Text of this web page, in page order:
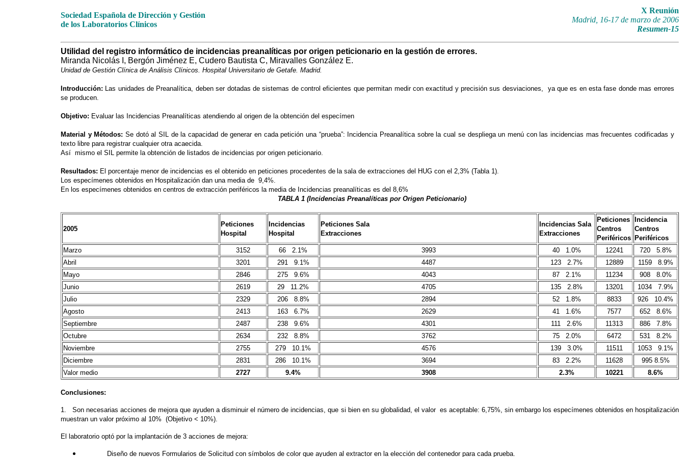
Sociedad Española de Dirección y Gestión
de los Laboratorios Clínicos
X Reunión
Madrid, 16-17 de marzo de 2006
Resumen-15
Utilidad del registro informático de incidencias preanalíticas por origen peticionario en la gestión de errores.
Miranda Nicolás I, Bergón Jiménez E, Cudero Bautista C, Miravalles González E.
Unidad de Gestión Clínica de Análisis Clínicos. Hospital Universitario de Getafe. Madrid.
Introducción: Las unidades de Preanalítica, deben ser dotadas de sistemas de control eficientes que permitan medir con exactitud y precisión sus desviaciones, ya que es en esta fase donde mas errores
se producen.
Objetivo: Evaluar las Incidencias Preanalíticas atendiendo al origen de la obtención del especímen
Material y Métodos: Se dotó al SIL de la capacidad de generar en cada petición una “prueba”: Incidencia Preanalítica sobre la cual se despliega un menú con las incidencias mas frecuentes codificadas y
texto libre para registrar cualquier otra acaecida.
Así mismo el SIL permite la obtención de listados de incidencias por origen peticionario.
Resultados: El porcentaje menor de incidencias es el obtenido en peticiones procedentes de la sala de extracciones del HUG con el 2,3% (Tabla 1).
Los especímenes obtenidos en Hospitalización dan una media de 9,4%.
En los especímenes obtenidos en centros de extracción periféricos la media de Incidencias preanalíticas es del 8,6%
TABLA 1 (Incidencias Preanalíticas por Origen Peticionario)
2005
Peticiones
Hospital
Incidencias
Hospital
Peticiones Sala
Extracciones
Incidencias Sala
Extracciones
Peticiones
Centros
Periféricos
Incidencia
Centros
Periféricos
Marzo
3152 66 2.1% 3993 40 1.0% 12241
720 5.8%
Abril
3201 291 9.1% 4487 123 2.7% 12889
1159 8.9%
Mayo
2846 275 9.6% 4043 87 2.1% 11234
908 8.0%
Junio
2619 29 11.2% 4705 135 2.8% 13201
1034 7.9%
Julio
2329 206 8.8% 2894 52 1.8% 8833
926 10.4%
Agosto
2413 163 6.7% 2629 41 1.6% 7577
652 8.6%
Septiembre
2487 238 9.6% 4301 111 2.6% 11313
886 7.8%
Octubre
2634 232 8.8% 3762 75 2.0% 6472
531 8.2%
Noviembre
2755 279 10.1% 4576 139 3.0% 11511
1053 9.1%
Diciembre
2831 286 10.1% 3694 83 2.2% 11628
995 8.5%
Valor medio
2727 9.4% 3908 2.3% 10221 8.6%
Conclusiones:
1. Son necesarias acciones de mejora que ayuden a disminuir el número de incidencias, que si bien en su globalidad, el valor es aceptable: 6,75%, sin embargo los especímenes obtenidos en hospitalización
muestran un valor próximo al 10% (Objetivo < 10%).
El laboratorio optó por la implantación de 3 acciones de mejora:
Diseño de nuevos Formularios de Solicitud con símbolos de color que ayuden al extractor en la elección del contenedor para cada prueba.